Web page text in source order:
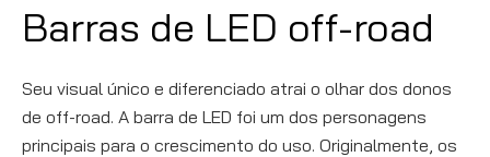
Barras de LED off-road
Seu visual único e diferenciado atrai o olhar dos donos
de off-road. A barra de LED foi um dos personagens
principais para o crescimento do uso. Originalmente, os